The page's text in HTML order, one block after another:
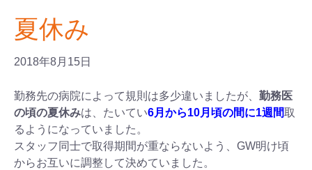
夏休み
2018年8月15日
勤務先の病院によって規則は多少違いましたが、 勤務医
の頃の夏休みは、たいてい6月から10月頃の間に1週間取
るようになっていました。
スタッフ同士で取得期間が重ならないよう、GW明け頃
からお互いに調整して決めていました。